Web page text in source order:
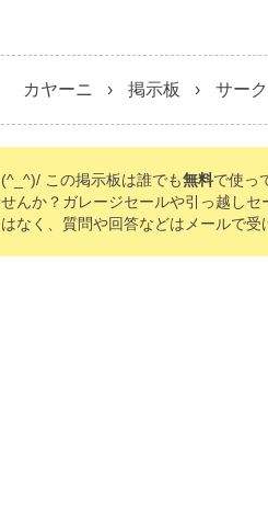
カヤーニ 掲示板 サー
(^_^)/ この掲示板は誰でも無料で使っ
せんか？ガレージセールや引っ越し
はなく、質問や回答などはメールで受